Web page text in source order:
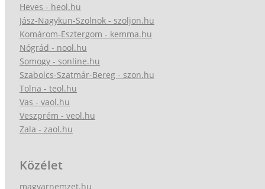
Heves - heol.hu
Jász-Nagykun-Szolnok - szoljon.hu
Komárom-Esztergom - kemma.hu
Nógrád - nool.hu
Somogy - sonline.hu
Szabolcs-Szatmár-Bereg - szon.hu
Tolna - teol.hu
Vas - vaol.hu
Veszprém - veol.hu
Zala - zaol.hu
Közélet
magyarnemzet.hu